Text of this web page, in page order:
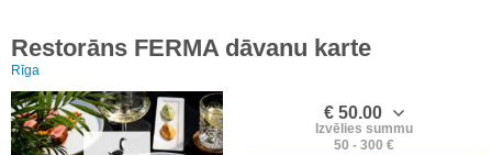
Restorāns FERMA dāvanu karte
Rīga
€ 50.00
Izvēlies summu
50 - 300 €